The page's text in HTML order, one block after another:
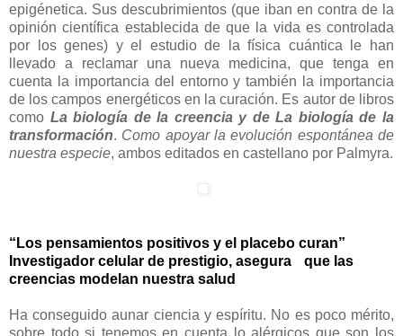
epigénetica. Sus descubrimientos (que iban en contra de la
opinión científica establecida de que la vida es controlada
por los genes) y el estudio de la física cuántica le han
llevado a reclamar una nueva medicina, que tenga en
cuenta la importancia del entorno y también la importancia
de los campos energéticos en la curación. Es autor de libros
como La biología de la creencia y de La biología de la
transformación. Como apoyar la evolución espontánea de
nuestra especie, ambos editados en castellano por Palmyra.
“Los pensamientos positivos y el placebo curan”
Investigador celular de prestigio, asegura que las
creencias modelan nuestra salud
Ha conseguido aunar ciencia y espíritu. No es poco mérito,
sobre todo si tenemos en cuenta lo alérgicos que son los